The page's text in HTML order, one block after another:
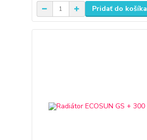
Pridať do košíka